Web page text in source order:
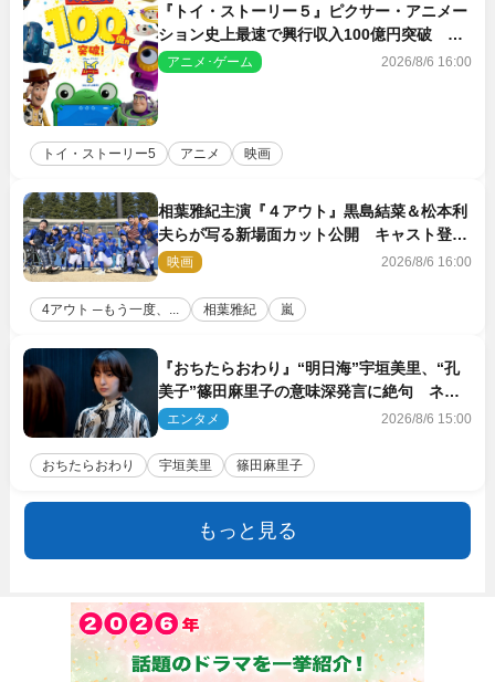
『トイ・ストーリー５』ピクサー・アニメー
ション史上最速で興行収入100億円突破 シ
リーズNo.1興収が目前
アニメ･ゲーム 2026/8/6 16:00
トイ・ストーリー5 アニメ 映画
相葉雅紀主演『４アウト』黒島結菜＆松本利
夫らが写る新場面カット公開 キャスト登壇
イベントも決定
映画 2026/8/6 16:00
4アウト ─もう一度、... 相葉雅紀 嵐
『おちたらおわり』“明日海”宇垣美里、“孔
美子”篠田麻里子の意味深発言に絶句 ネッ
ト驚き「まさか」「意外な展開」
エンタメ 2026/8/6 15:00
おちたらおわり 宇垣美里 篠田麻里子
もっと見る